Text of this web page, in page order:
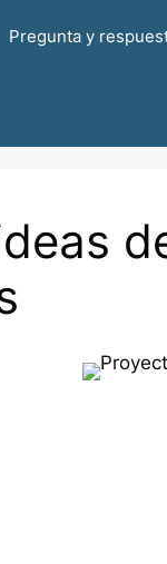
Pregunta y